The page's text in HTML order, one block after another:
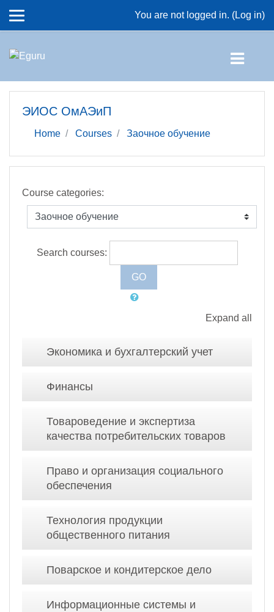
You are not logged in. (Log in)
ЭИОС ОмАЭиП
Home Courses Заочное обучение
Course categories:
Search courses:
Expand all
Экономика и бухгалтерский учет
Финансы
Товароведение и экспертиза
качества потребительских товаров
Право и организация социального
обеспечения
Технология продукции
общественного питания
Поварское и кондитерское дело
Информационные системы и